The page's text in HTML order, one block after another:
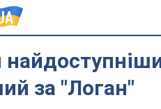
за "Логан"